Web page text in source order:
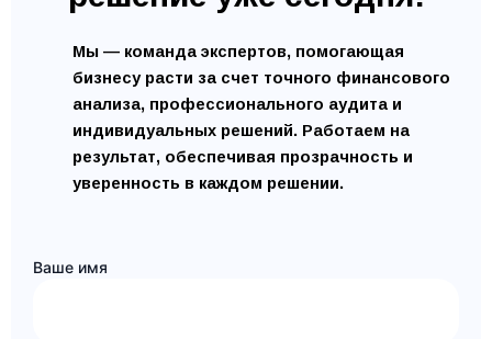
Мы — команда экспертов, помогающая
бизнесу расти за счет точного финансового
анализа, профессионального аудита и
индивидуальных решений. Работаем на
результат, обеспечивая прозрачность и
уверенность в каждом решении.
Ваше имя